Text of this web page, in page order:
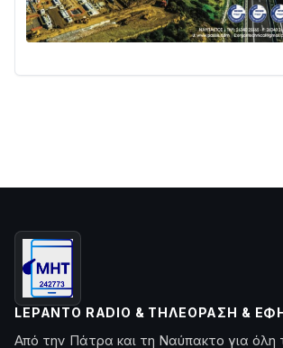
LEPANTO RADIO & ΤΗΛΕΌΡΑΣΗ &
Από την Πάτρα και τη Ναύπακτο για όλη